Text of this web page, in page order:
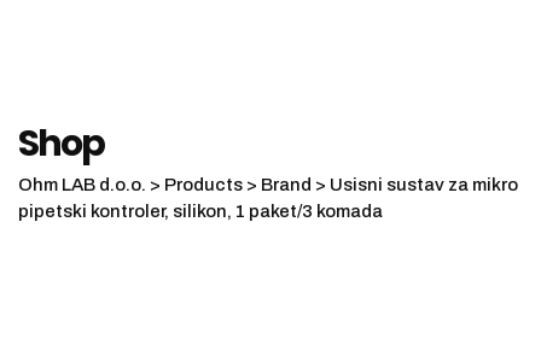
Shop
Ohm LAB d.o.o. > Products > Brand > Usisni sustav za mikro
pipetski kontroler, silikon, 1 paket/3 komada